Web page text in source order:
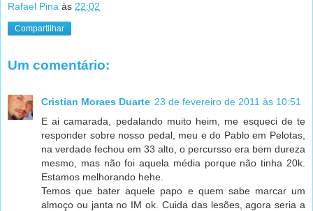
Rafael Pina às 22:02
Compartilhar
Um comentário:
Cristian Moraes Duarte 23 de fevereiro de 2011 às 10:51
E ai camarada, pedalando muito heim, me esqueci de te
responder sobre nosso pedal, meu e do Pablo em Pelotas,
na verdade fechou em 33 alto, o percursso era bem dureza
mesmo, mas não foi aquela média porque não tinha 20k.
Estamos melhorando hehe.
Temos que bater aquele papo e quem sabe marcar um
almoço ou janta no IM ok. Cuida das lesões, agora seria a